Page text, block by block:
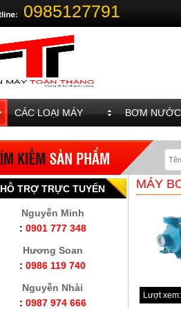
0985127791
CÁC LOẠI MÁY BƠM
MÁY
Lượt xem:
HỖ TRỢ TRỰC TUYẾN
Nguyễn Minh
: 0901 777 348
Hương Soan
: 0986 119 740
Nguyễn Nhài
: 0987 974 666